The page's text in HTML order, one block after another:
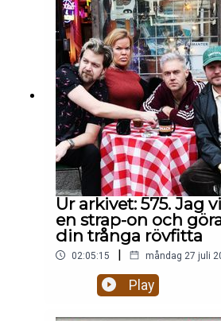
han träffa sina barn en sista
eftermiddagen:🥶 Är det rätt
Leijnegard i värmen igen? 👶
bilder på döda foster på
Nanskogs försvarstal BRA
patetiskt? 🇬🇲 Mikael Fjelldal
livet som särbo med sin
flydde till Italien.Hela
patreon.com/gottsnack
Ur arkivet: 575. Jag
en strap-on och
din trånga rövfitta
02:05:15 | måndag 27 juli
Play